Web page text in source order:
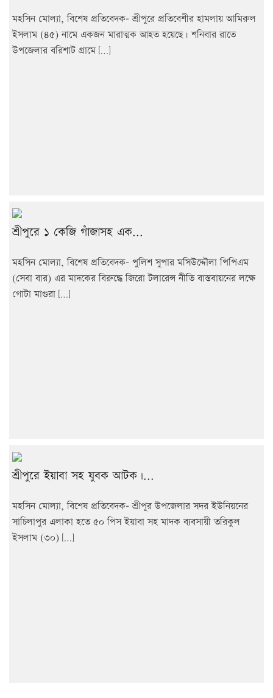
মহসিন মোল্যা, বিশেষ প্রতিবেদক- শ্রীপুরে প্রতিবেশীর হামলায় আমিরুল
ইসলাম (৪৫) নামে একজন মারাত্মক আহত হয়েছে। শনিবার রাতে
উপজেলার বরিশাট গ্রামে […]
শ্রীপুরে ১ কেজি গাঁজাসহ এক...
মহসিন মোল্যা, বিশেষ প্রতিবেদক- পুলিশ সুপার মসিউদ্দৌলা পিপিএম
(সেবা বার) এর মাদকের বিরুদ্ধে জিরো টলারেন্স নীতি বাস্তবায়নের লক্ষে
গোটা মাগুরা […]
শ্রীপুরে ইয়াবা সহ যুবক আটক।...
মহসিন মোল্যা, বিশেষ প্রতিবেদক- শ্রীপুর উপজেলার সদর ইউনিয়নের
সাচিলাপুর এলাকা হতে ৫০ পিস ইয়াবা সহ মাদক ব্যবসায়ী তরিকুল
ইসলাম (৩০) […]